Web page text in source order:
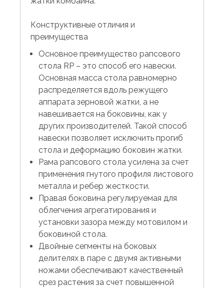
Конструктивные отличия и
преимущества
Основное преимущество рапсового
стола RP – это способ его навески.
Основная масса стола равномерно
распределяется вдоль режущего
аппарата зерновой жатки, а не
навешивается на боковины, как у
других производителей. Такой способ
навески позволяет исключить прогиб
стола и деформацию боковин жатки.
Рама рапсового стола усилена за счет
применения гнутого профиля листового
металла и ребер жесткости.
Правая боковина регулируемая для
облегчения агрегатирования и
установки зазора между мотовилом и
боковиной стола.
Двойные сегменты на боковых
делителях в паре с двумя активными
ножами обеспечивают качественный
срез растения за счет повышенной